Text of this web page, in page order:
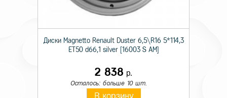
Диски Magnetto Renault Duster 6,5\R16 5*114,3
ET50 d66,1 silver [16003 S AM]
2 838 р.
Осталось: больше 10 шт.
В корзину